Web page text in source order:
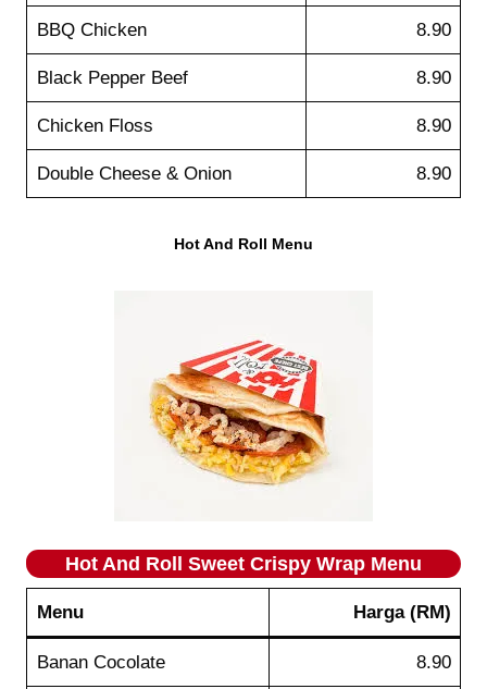
BBQ Chicken 8.90
Black Pepper Beef 8.90
Chicken Floss 8.90
Double Cheese & Onion 8.90
Hot And Roll Menu
Hot And Roll Sweet Crispy Wrap Menu
Menu Harga (RM)
Banan Cocolate 8.90